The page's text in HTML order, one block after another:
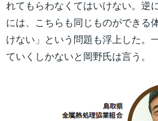
れてもらわなくてはいけない。逆
には、こちらも同じものができる
けない」という問題も浮上した。
ていくしかないと岡野氏は言う。